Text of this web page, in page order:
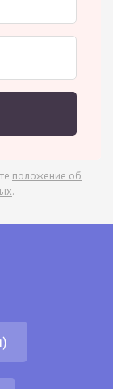
положение об
.